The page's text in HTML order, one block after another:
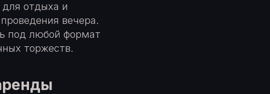
отдыха и
вечера.
под любой формат
торжеств.